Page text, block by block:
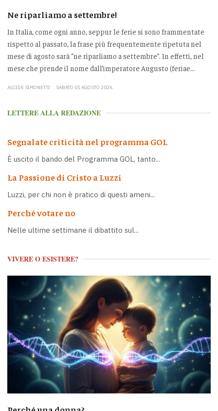
Ne riparliamo a settembre!
In Italia, come ogni anno, seppur le ferie si sono frammentate
rispetto al passato, la frase più frequentemente ripetuta nel
mese di agosto sarà “ne riparliamo a settembre”. In effetti, nel
mese che prende il nome dall’imperatore Augusto (feriae...
ALCIDE SIMONETTI SABATO 01 AGOSTO 2026
LETTERE ALLA REDAZIONE
Segnalate criticità nel programma GOL
È uscito il bando del Programma GOL, tanto...
La Passione di Cristo a Luzzi
Luzzi, per chi non è pratico di questi ameni...
Perché votare no
Nelle ultime settimane il dibattito sul...
VIVERE O ESISTERE?